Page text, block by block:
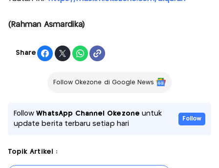
(Rahman Asmardika)
Share
Follow Okezone di Google News
FollowWhatsApp Channel Okezone untuk
update berita terbaru setiap hari
Follow
Topik Artikel :